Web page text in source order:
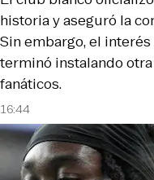
16:44
historia y aseguró la
Sin embargo, el
terminó instalando
fanáticos.